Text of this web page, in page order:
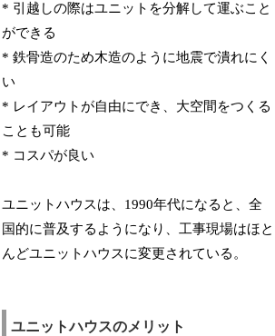
* 引越しの際はユニットを分解して運ぶこと
ができる
* 鉄骨造のため木造のように地震で潰れにく
い
* レイアウトが自由にでき、大空間をつくる
ことも可能
* コスパが良い
ユニットハウスは、1990年代になると、全
国的に普及するようになり、工事現場はほと
んどユニットハウスに変更されている。
ユニットハウスのメリット